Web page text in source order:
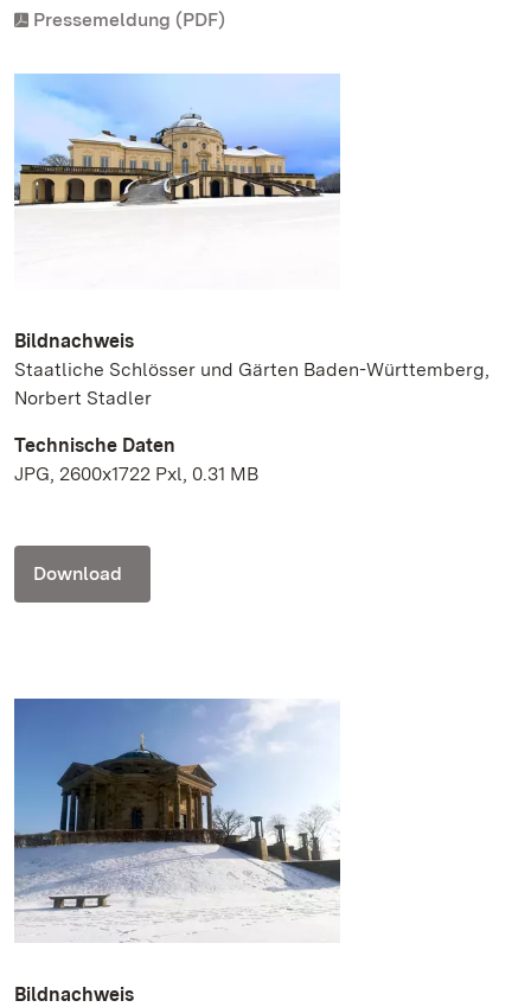
Pressemeldung (PDF)
Bildnachweis
Staatliche Schlösser und Gärten Baden-Württemberg,
Norbert Stadler
Technische Daten
JPG, 2600x1722 Pxl, 0.31 MB
Download
Bildnachweis